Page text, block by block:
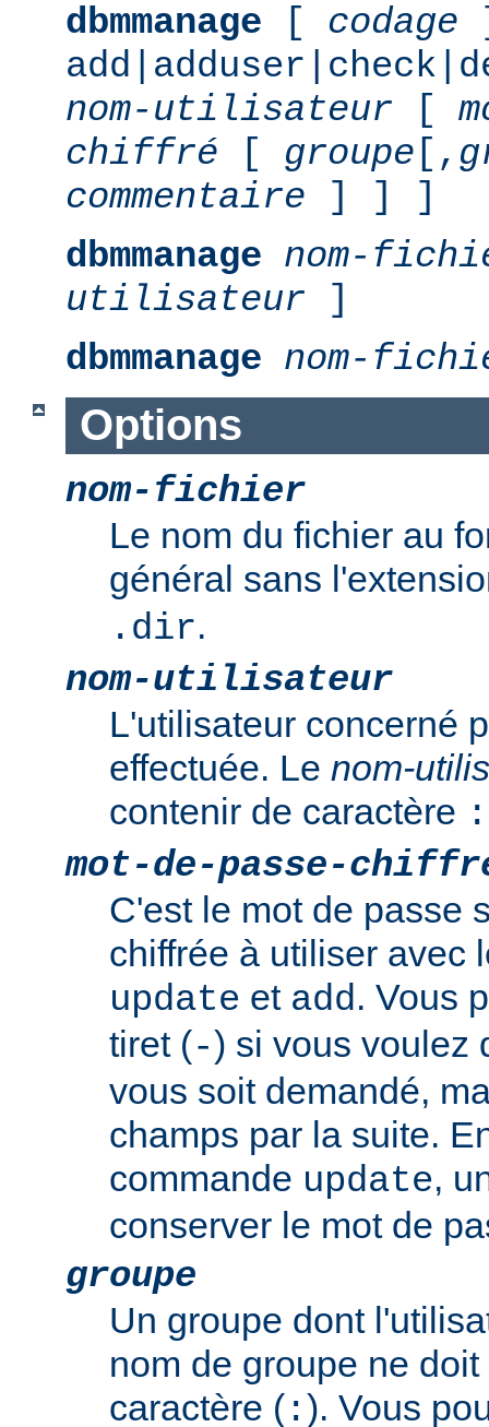
dbmmanage [ codage
nom-utilisateur [
chiffré [ groupe [,
commentaire ] ] ]
dbmmanage nom-
utilisateur ]
dbmmanage nom-
Options
nom-fichier
Le nom du fichier au
général sans
.dir.
nom-utilisateur
L'utilisateur concerné
effectuée. Le nom-
contenir de caractère :
mot-de-passe-
C'est le mot de passe
chiffrée à utiliser avec
update et add. Vous
tiret (-) si vous voulez
vous soit demandé,
champs par la suite.
commande update,
conserver le mot de
groupe
Un groupe dont
nom de groupe ne
caractère ( :). Vous